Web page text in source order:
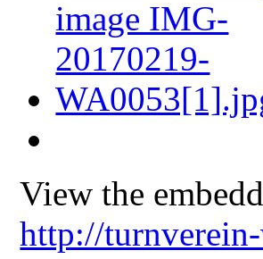
View the
http://